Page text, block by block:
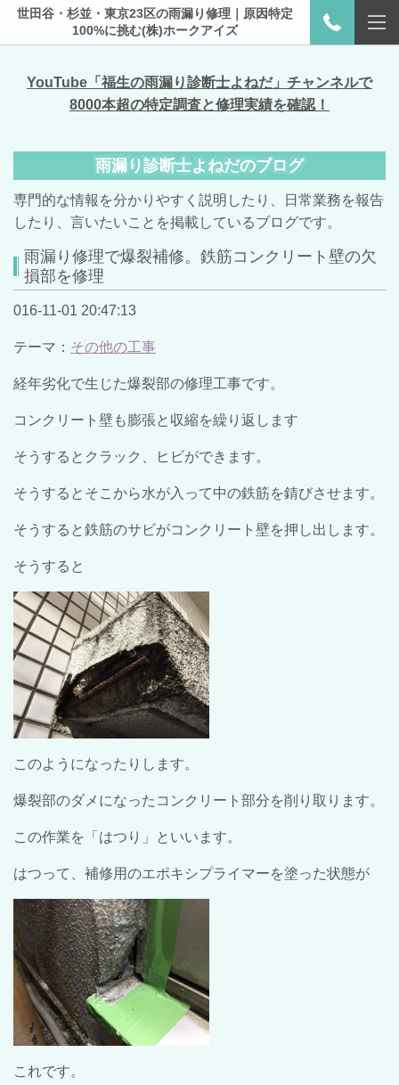
世田谷・杉並・東京23区の雨漏り修理｜原因特定
100%に挑む(株)ホークアイズ
YouTube「福生の雨漏り診断士よねだ」チャンネルで
8000本超の特定調査と修理実績を確認！
雨漏り診断士よねだのブログ
専門的な情報を分かりやすく説明したり、日常業務を報告
したり、言いたいことを掲載しているブログです。
雨漏り修理で爆裂補修。鉄筋コンクリート壁の欠
損部を修理
016-11-01 20:47:13
テーマ： その他の工事
経年劣化で生じた爆裂部の修理工事です。
コンクリート壁も膨張と収縮を繰り返します
そうするとクラック、ヒビができます。
そうするとそこから水が入って中の鉄筋を錆びさせます。
そうすると鉄筋のサビがコンクリート壁を押し出します。
そうすると
このようになったりします。
爆裂部のダメになったコンクリート部分を削り取ります。
この作業を「はつり」といいます。
はつって、補修用のエポキシプライマーを塗った状態が
これです。